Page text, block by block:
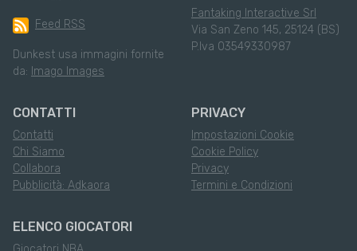
Feed RSS
Dunkest usa immagini fornite
da: Imago Images
Fantaking Interactive Srl
Via San Zeno 145, 25124 (BS)
P.Iva 03549330987
CONTATTI
Contatti
Chi Siamo
Collabora
Pubblicità: Adkaora
PRIVACY
Impostazioni Cookie
Cookie Policy
Privacy
Termini e Condizioni
ELENCO GIOCATORI